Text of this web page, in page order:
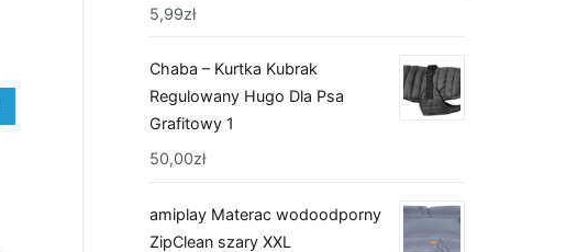
5,99zł
Chaba – Kurtka Kubrak
Regulowany Hugo Dla Psa
Grafitowy 1
50,00zł
amiplay Materac wodoodporny
ZipClean szary XXL